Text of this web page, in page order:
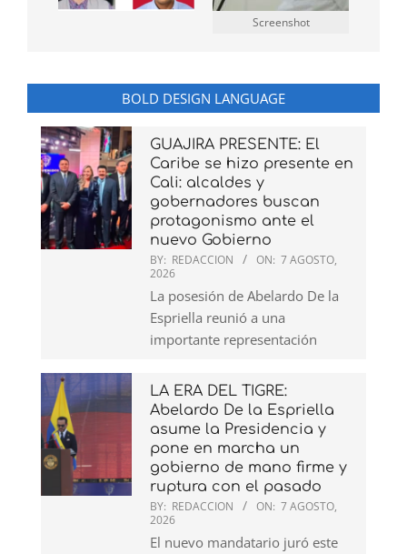
Screenshot
BOLD DESIGN LANGUAGE
GUAJIRA PRESENTE: El
Caribe se hizo presente en
Cali: alcaldes y
gobernadores buscan
protagonismo ante el
nuevo Gobierno
BY: REDACCION ON: 7 AGOSTO,
2026
La posesión de Abelardo De la
Espriella reunió a una
importante representación
LA ERA DEL TIGRE:
Abelardo De la Espriella
asume la Presidencia y
pone en marcha un
gobierno de mano firme y
ruptura con el pasado
BY: REDACCION ON: 7 AGOSTO,
2026
El nuevo mandatario juró este